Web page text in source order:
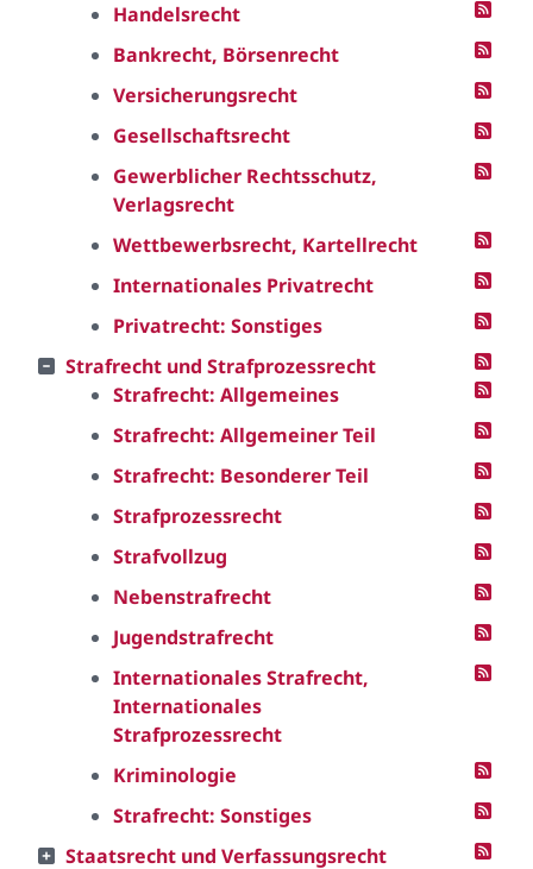
Handelsrecht
Bankrecht, Börsenrecht
Versicherungsrecht
Gesellschaftsrecht
Gewerblicher Rechtsschutz,
Verlagsrecht
Wettbewerbsrecht, Kartellrecht
Internationales Privatrecht
Privatrecht: Sonstiges
Strafrecht und Strafprozessrecht
Strafrecht: Allgemeines
Strafrecht: Allgemeiner Teil
Strafrecht: Besonderer Teil
Strafprozessrecht
Strafvollzug
Nebenstrafrecht
Jugendstrafrecht
Internationales Strafrecht,
Internationales
Strafprozessrecht
Kriminologie
Strafrecht: Sonstiges
Staatsrecht und Verfassungsrecht